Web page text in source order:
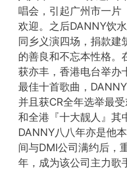
唱会，引起广州市一片
欢迎。之后DANNY饮
同乡义演四场，捐款建
的善良和不忘本性格。
获亦丰，香港电台举办
最佳十首歌曲，
并且获CR全年选举最
和全港『十大靓人』其
DANNY八八年亦是他
间与DMI公司满约后，
年，成为该公司主力歌